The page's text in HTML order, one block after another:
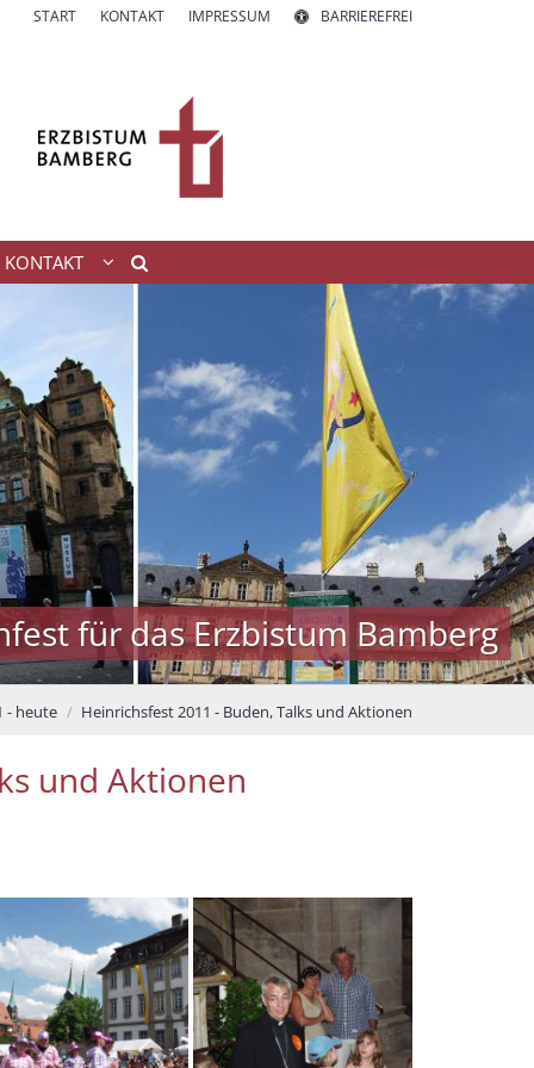
START KONTAKT IMPRESSUM BARRIEREFREI
KONTAKT
für das Erzbistum Bamberg
- heute Heinrichsfest 2011 - Buden, Talks und Aktionen
und Aktionen